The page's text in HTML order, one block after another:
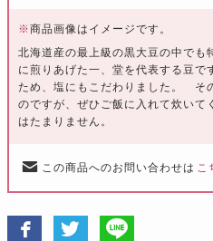
※商品画像はイメージです。
北海道産の最上級の黒大豆の中でも
に煎りあげた一、堂を代表する豆で
ため、塩にもこだわりました。 そ
のですが、ぜひご飯に入れて炊い
はたまりません。
この商品へのお問い合わせは こ